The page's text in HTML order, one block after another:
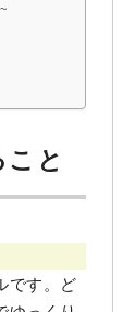
こと
です。ど